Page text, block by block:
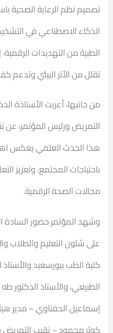
تصميم نظم الرعاية الصحية
الذكاء الاصطناعي في
الطبية من التهديدات
تقلل من الأثر البيئي وتدعم
من جانبها، أعربت الأستاذة
التمريض ورئيس المؤتمر، عن
هذا الحدث العلمي يعكس
باحتياجات المجتمع، وتعزيز
مجالات الصحة الرقمية.
وشهد المؤتمر حضور السادة
على شئون التعليم والطلاب
كلية الطب ببورسعيد
الطبيعي، والأستاذ الدكتور
إسماعيل الحفناوي – مدير
كوثر محمود – نقيب